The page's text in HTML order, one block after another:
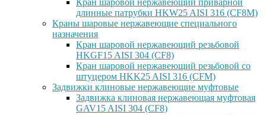
Кран шаровой нержавеющий приварной
длинные патрубки HKW25 AISI 316 (CF8M)
Краны шаровые нержавеющие специального
назначения
Кран шаровой нержавеющий резьбовой
HKGF15 AISI 304 (CF8)
Кран шаровой нержавеющий резьбовой со
штуцером HKK25 AISI 316 (CFM)
Задвижки клиновые нержавеющие муфтовые
Задвижка клиновая нержавеющая муфтовая
GAV15 AISI 304 (CF8)